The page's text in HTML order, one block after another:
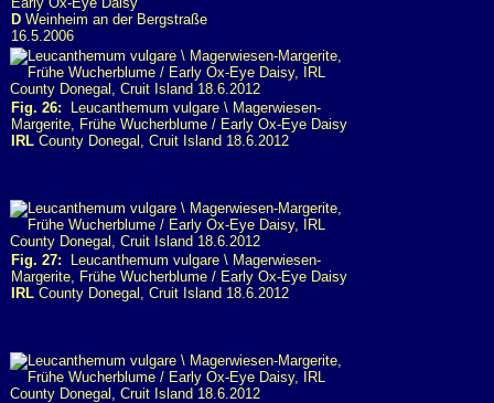
D Weinheim an der Bergstraße
16.5.2006
Fig. 26: Leucanthemum vulgare \ Magerwiesen-
Margerite, Frühe Wucherblume / Early Ox-Eye Daisy
IRL County Donegal, Cruit Island 18.6.2012
Fig. 27: Leucanthemum vulgare \ Magerwiesen-
Margerite, Frühe Wucherblume / Early Ox-Eye Daisy
IRL County Donegal, Cruit Island 18.6.2012